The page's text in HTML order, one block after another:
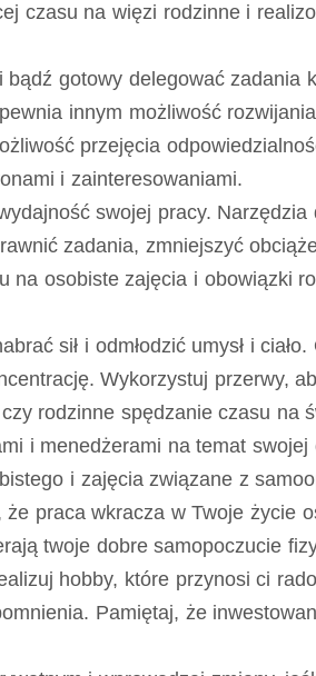
czasu na więzi rodzinne i
gotowy delegować zadania
innym możliwość
przejęcia
i zainteresowaniami.
swojej pracy. Narzędzia
zadania, zmniejszyć
na osobiste zajęcia i obowiązki
sił i odmłodzić umysł i
Wykorzystuj przerwy,
rodzinne spędzanie czasu na
i menedżerami na temat swojej
i zajęcia związane z
praca wkracza w Twoje życie
twoje dobre samopoczucie
hobby, które przynosi ci
Pamiętaj, że